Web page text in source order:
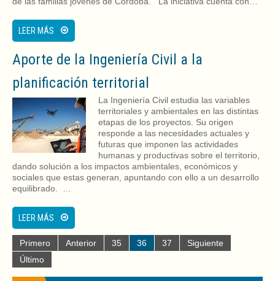
LEER MÁS
Aporte de la Ingeniería Civil a la
planificación territorial
La Ingeniería Civil estudia las variables
territoriales y ambientales en las distintas
etapas de los proyectos. Su origen
responde a las necesidades actuales y
futuras que imponen las actividades
humanas y productivas sobre el territorio,
dando solución a los impactos ambientales, económicos y
sociales que estas generan, apuntando con ello a un desarrollo
equilibrado. …
LEER MÁS
Primero Anterior 35 36 37
Siguiente
Último